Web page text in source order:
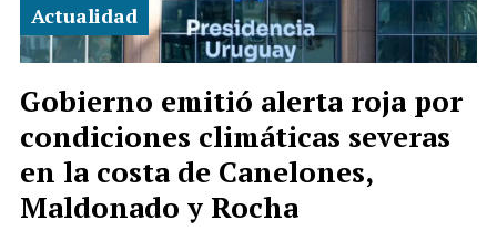
Gobierno emitió alerta roja por
condiciones climáticas severas
en la costa de Canelones,
Maldonado y Rocha
Actualidad